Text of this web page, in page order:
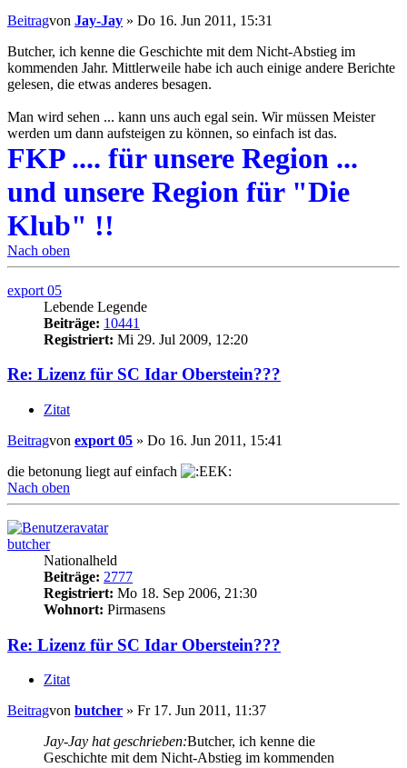
Beitragvon Jay-Jay » Do 16. Jun 2011, 15:31
Butcher, ich kenne die Geschichte mit dem Nicht-Abstieg im
kommenden Jahr. Mittlerweile habe ich auch einige andere Berichte
gelesen, die etwas anderes besagen.
Man wird sehen ... kann uns auch egal sein. Wir müssen Meister
werden um dann aufsteigen zu können, so einfach ist das.
FKP .... für unsere Region ...
und unsere Region für "Die
Klub" !!
Nach oben
export 05
Lebende Legende
Beiträge: 10441
Registriert: Mi 29. Jul 2009, 12:20
Re: Lizenz für SC Idar Oberstein???
Zitat
Beitragvon export 05 » Do 16. Jun 2011, 15:41
die betonung liegt auf einfach
Nach oben
butcher
Nationalheld
Beiträge: 2777
Registriert: Mo 18. Sep 2006, 21:30
Wohnort: Pirmasens
Re: Lizenz für SC Idar Oberstein???
Zitat
Beitragvon butcher » Fr 17. Jun 2011, 11:37
Jay-Jay hat geschrieben:Butcher, ich kenne die
Geschichte mit dem Nicht-Abstieg im kommenden